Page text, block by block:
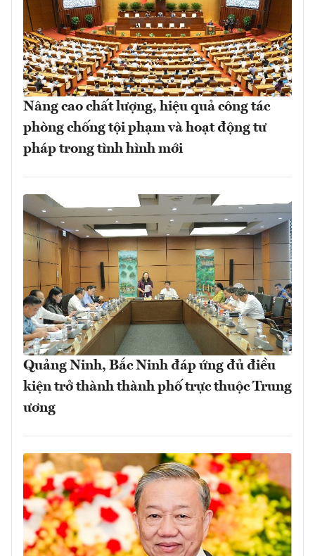
Nâng cao chất lượng, hiệu quả công tác
phòng chống tội phạm và hoạt động tư
pháp trong tình hình mới
Quảng Ninh, Bắc Ninh đáp ứng đủ điều
kiện trở thành thành phố trực thuộc Trung
ương